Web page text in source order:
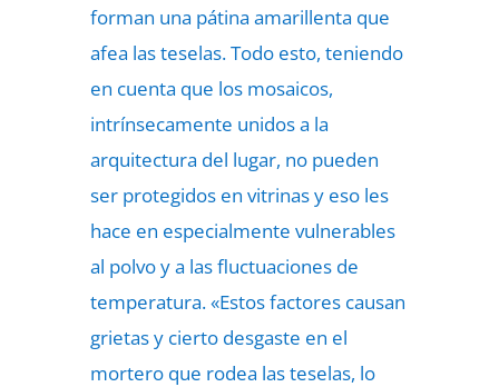
forman una pátina amarillenta que
afea las teselas. Todo esto, teniendo
en cuenta que los mosaicos,
intrínsecamente unidos a la
arquitectura del lugar, no pueden
ser protegidos en vitrinas y eso les
hace en especialmente vulnerables
al polvo y a las fluctuaciones de
temperatura. «Estos factores causan
grietas y cierto desgaste en el
mortero que rodea las teselas, lo